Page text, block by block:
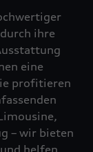
ihre
eine
profitieren
– wir bieten
helfen